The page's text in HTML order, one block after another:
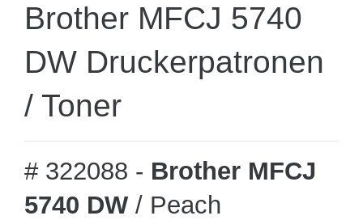
Brother MFCJ 5740
DW Druckerpatronen
/ Toner
# 322088 - Brother MFCJ
5740 DW / Peach